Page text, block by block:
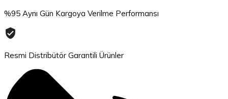
%95 Aynı Gün Kargoya Verilme Performansı
Resmi Distribütör Garantili Ürünler